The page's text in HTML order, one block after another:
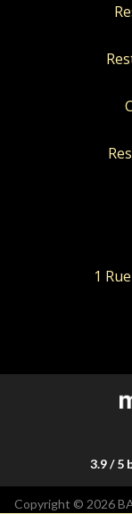
1
3.9 / 5
Copyright © 2026